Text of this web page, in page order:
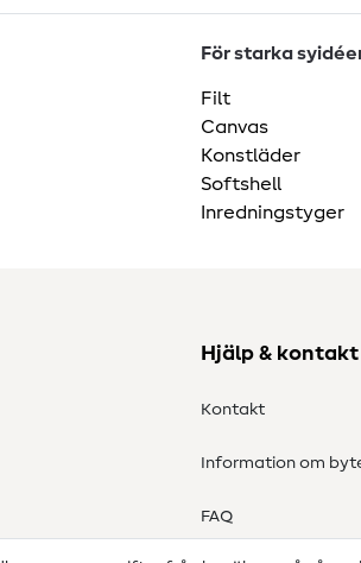
För starka
Filt
Canvas
Konstläder
Softshell
Inredningstyger
Hjälp & kontakt
Kontakt
Information om
FAQ